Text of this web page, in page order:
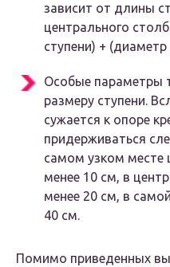
зависит от длины
центрального
ступени) +
Особые параметры
размеру ступени.
сужается к опоре
придерживаться
самом узком
менее 10 см, в
менее 20 см, в
40 см.
Помимо приведенных